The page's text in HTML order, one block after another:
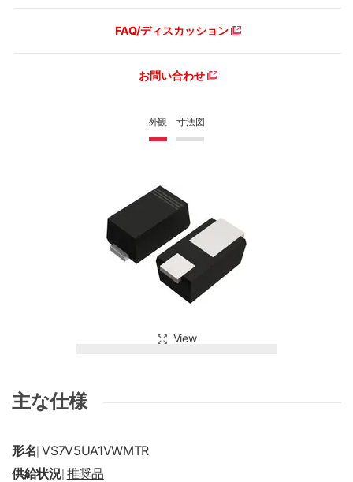
外観 寸法図
View
FAQ/ディスカッション
お問い合わせ
主な仕様
形名 VS7V5UA1VWMTR
供給状況| 推奨品